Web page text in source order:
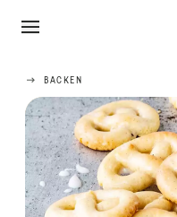
BACKEN